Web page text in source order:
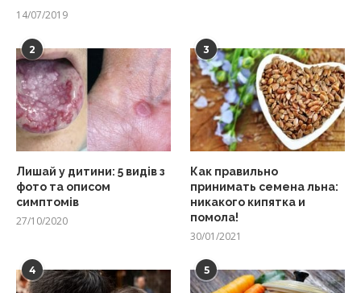
14/07/2019
2
Лишай у дитини: 5 видів з
фото та описом
симптомів
27/10/2020
3
Как правильно
принимать семена льна:
никакого кипятка и
помола!
30/01/2021
4 5